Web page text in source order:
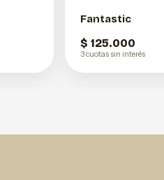
Fantastic
$ 125.000
3 cuotas sin interés